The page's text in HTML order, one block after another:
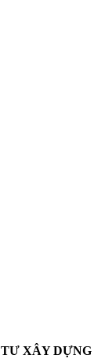
XÂY DỰNG